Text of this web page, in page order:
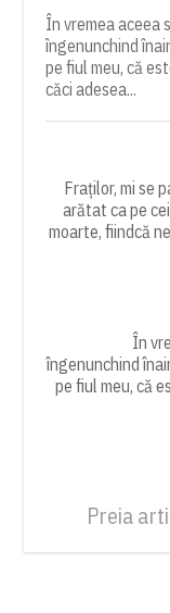
În vremea aceea
îngenunchind
pe fiul meu, că
căci adesea...
Fraților, mi se
arătat ca pe
moarte, fiindcă
În
îngenunchind
pe fiul meu, că
Preia